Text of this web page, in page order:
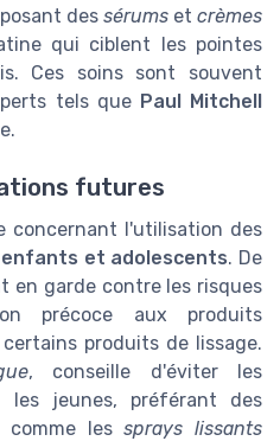
des sérums et crèmes
qui ciblent les pointes
Ces soins sont souvent
tels que Paul Mitchell
futures
concernant l'utilisation des
enfants et adolescents. De
en garde contre les risques
précoce aux produits
produits de lissage.
, conseille d'éviter les
les jeunes, préférant des
comme lessprays lissants